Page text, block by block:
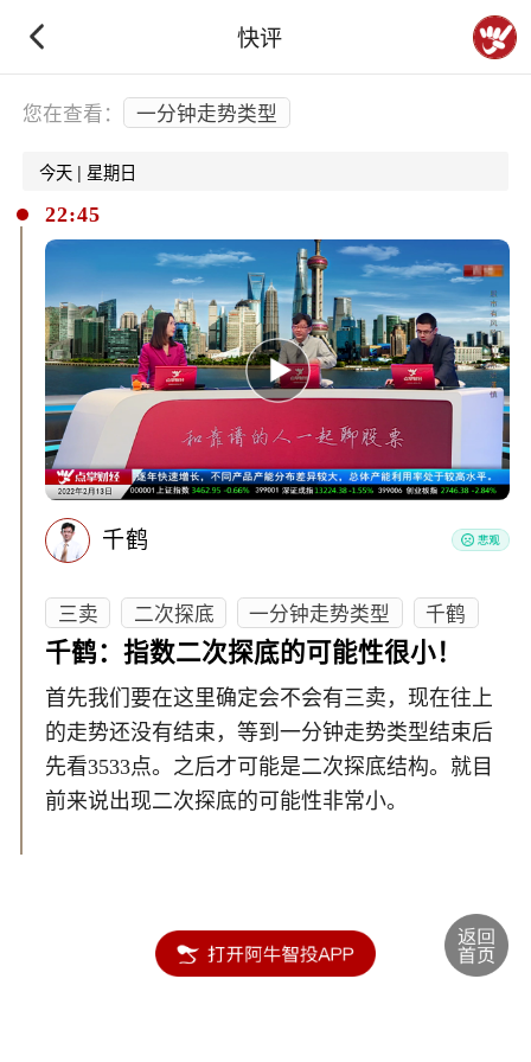
快评
下拉刷新
您在查看： 一分钟走势类型
今天 | 星期日
22:45
千鹤
三卖 二次探底 一分钟走势类型
千鹤
千鹤：指数二次探底的可能性很小！
首先我们要在这里确定会不会有三卖，现在往上
的走势还没有结束，等到一分钟走势类型结束后
先看3533点。之后才可能是二次探底结构。就目
前来说出现二次探底的可能性非常小。